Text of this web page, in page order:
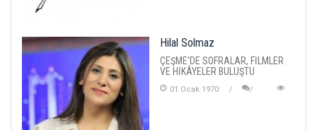
Hilal Solmaz
ÇEŞME'DE SOFRALAR, FİLMLER
VE HİKÂYELER BULUŞTU
01 Ocak 1970